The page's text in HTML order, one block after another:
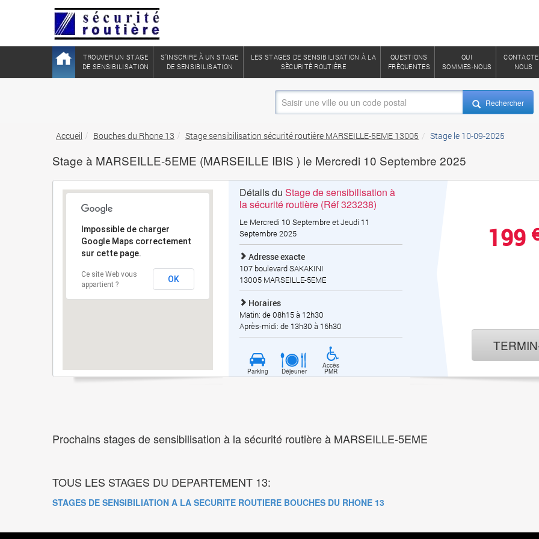
TROUVER UN STAGE
DE SENSIBILISATION
S'INSCRIRE À UN STAGE
DE SENSIBILISATION
LES STAGES DE SENSIBILISATION À LA
SÈCURITÈ ROUTIÈRE
QUESTIONS
FRÈQUENTES
QUI
SOMMES-NOUS
NOUS
Rechercher
Accueil Bouches du Rhone 13 Stage sensibilisation sécurité routière MARSEILLE-5EME 13005 Stage le 10-09-2025
Stage à MARSEILLE-5EME (MARSEILLE IBIS ) le Mercredi 10 Septembre 2025
Impossible de charger
Google Maps correctement
sur cette page.
Ce site Web vous
appartient ?
OK
Détails du Stage de sensibilisation à
la sécurité routière (Réf 323238)
Le Mercredi 10 Septembre et Jeudi 11
Septembre 2025
Adresse exacte
107 boulevard SAKAKINI
13005 MARSEILLE-5EME
Horaires
Matin: de 08h15 à 12h30
Après-midi: de 13h30 à 16h30
Parking Déjeuner
Accès
PMR
199
Prochains stages de sensibilisation à la sécurité routière à MARSEILLE-5EME
TOUS LES STAGES DU DEPARTEMENT 13:
STAGES DE SENSIBILIATION A LA SECURITE ROUTIERE BOUCHES DU RHONE 13